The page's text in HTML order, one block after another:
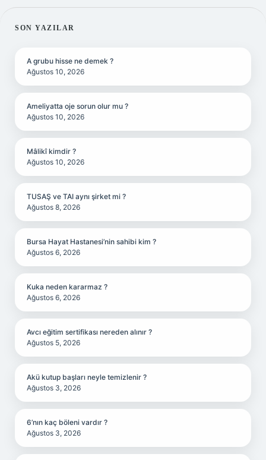
SIDEBAR
SON YAZILAR
A grubu hisse ne demek ?
Ağustos 10, 2026
Ameliyatta oje sorun olur mu ?
Ağustos 10, 2026
Mâlikî kimdir ?
Ağustos 10, 2026
TUSAŞ ve TAI aynı şirket mi ?
Ağustos 8, 2026
Bursa Hayat Hastanesi’nin sahibi kim ?
Ağustos 6, 2026
Kuka neden kararmaz ?
Ağustos 6, 2026
Avcı eğitim sertifikası nereden alınır ?
Ağustos 5, 2026
Akü kutup başları neyle temizlenir ?
Ağustos 3, 2026
6’nın kaç böleni vardır ?
Ağustos 3, 2026